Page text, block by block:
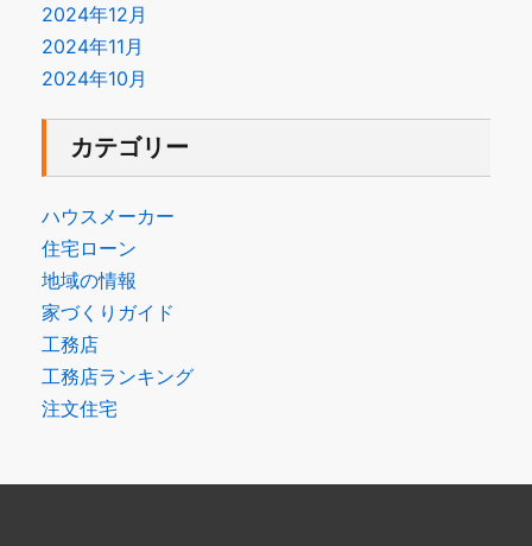
2024年12月
2024年11月
2024年10月
カテゴリー
ハウスメーカー
住宅ローン
地域の情報
家づくりガイド
工務店
工務店ランキング
注文住宅